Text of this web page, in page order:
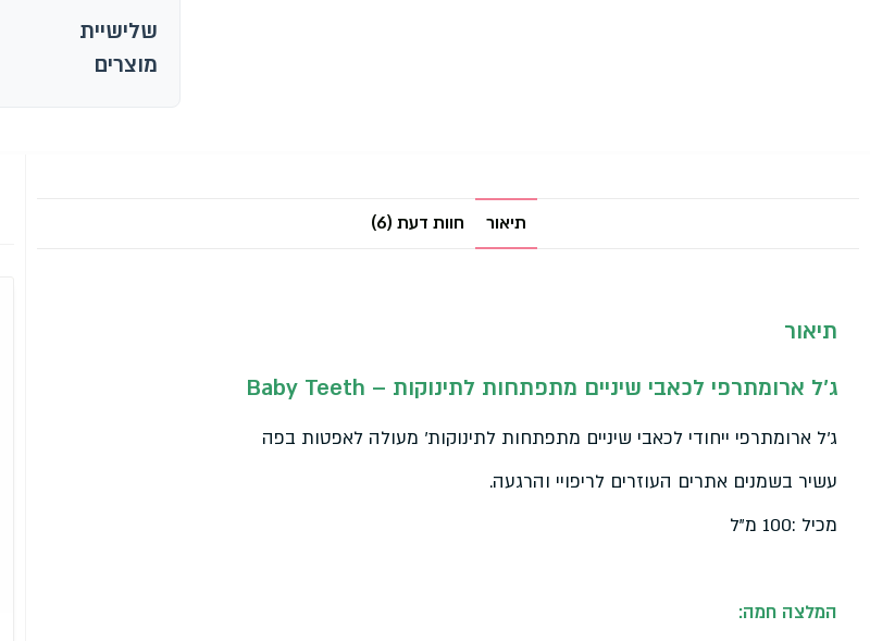
שלישיית
מוצרים
תיאור חוות דעת (6)
תיאור
ג'ל ארומתרפי לכאבי שיניים מתפתחות לתינוקות – Baby Teeth
ג'ל ארומתרפי ייחודי לכאבי שיניים מתפתחות לתינוקות' מעולה לאפטות בפה
עשיר בשמנים אתרים העוזרים לריפויי והרגעה.
מכיל :100 מ"ל
המלצה חמה: